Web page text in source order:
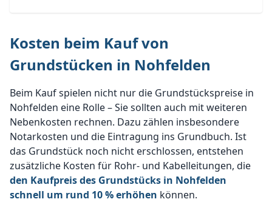
Kosten beim Kauf von
Grundstücken in Nohfelden
Beim Kauf spielen nicht nur die Grundstückspreise in
Nohfelden eine Rolle – Sie sollten auch mit weiteren
Nebenkosten rechnen. Dazu zählen insbesondere
Notarkosten und die Eintragung ins Grundbuch. Ist
das Grundstück noch nicht erschlossen, entstehen
zusätzliche Kosten für Rohr- und Kabelleitungen, die
den Kaufpreis des Grundstücks in Nohfelden
schnell um rund 10 % erhöhen können.